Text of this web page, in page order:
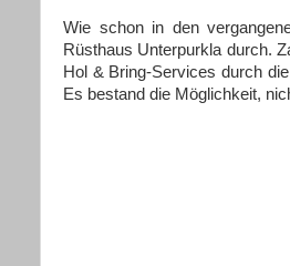
Wie schon in den
Rüsthaus Unterpurkla durch.
Hol & Bring-Services durch
Es bestand die Möglichkeit,